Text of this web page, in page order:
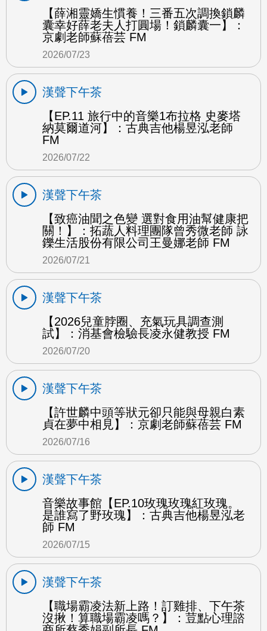
【薛湘靈嬌生慣養！三番五次調換鎖麟
囊幸好薛老夫人打圓場！鎖麟囊一】：
京劇老師蘇蓓芸 FM
2026/07/23
漢聲下午茶
【EP.11 旅行中的音樂1布拉格 史麥塔
納莫爾道河】：古典吉他楊昱泓老師
FM
2026/07/22
漢聲下午茶
【致癌油聞之色變 選對食用油幫健康把
關！】：拓蔬人料理團隊曾秀微老師 詠
鑠生活股份有限公司王曼娜老師 FM
2026/07/21
漢聲下午茶
【2026兒童脖圈、充氣玩具調查測
試】：消基會檢驗長凌永健教授 FM
2026/07/20
漢聲下午茶
【許世麟中頭等狀元卻只能與母親白素
貞在夢中相見】：京劇老師蘇蓓芸 FM
2026/07/16
漢聲下午茶
音樂故事館【EP.10玫瑰玫瑰紅玫瑰。
是誰寫了野玫瑰】：古典吉他楊昱泓老
師 FM
2026/07/15
漢聲下午茶
【職場霸凌法新上路！訂雞排、下午茶
沒揪！算職場霸凌嗎？】：荳點心理諮